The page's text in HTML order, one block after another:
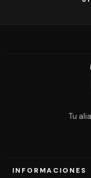
Tu
INFORMACIONES